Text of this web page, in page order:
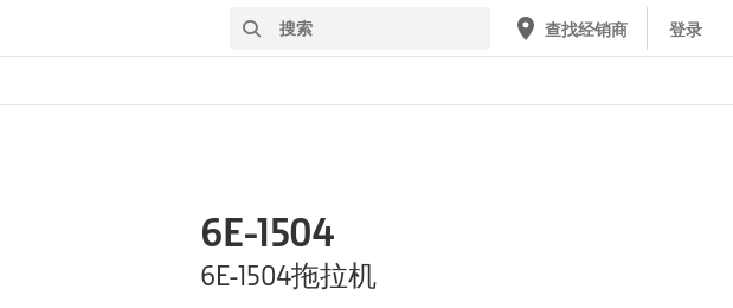
搜
索
查找经销商 登录
6E-1504
6E-1504拖拉机